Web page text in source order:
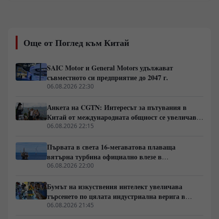
преминаха под консервативно управление. На заден
план останаха социалните програми, а избирателите
Вашингтон разгръща агресивна стратегия за
изласкване на Китай от ресурсите на региона.
Още от Поглед към Китай
SAIC Motor и General Motors удължават
съвместното си предприятие до 2047 г.
06.08.2026 22:30
Анкета на CGTN: Интересът за пътувания в
Китай от международната общност се увеличава
бързо
06.08.2026 22:15
Първата в света 16-мегаватова плаваща
вятърна турбина официално влезе в
експлоатация
06.08.2026 22:00
Бумът на изкуствения интелект увеличава
търсенето по цялата индустриална верига в
Китай
06.08.2026 21:45